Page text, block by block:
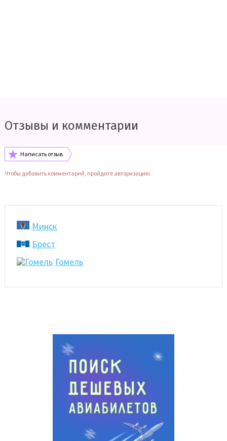
Отзывы и комментарии
Написать отзыв
Чтобы добавить комментарий, пройдите авторизацию.
Минск
Брест
Гомель